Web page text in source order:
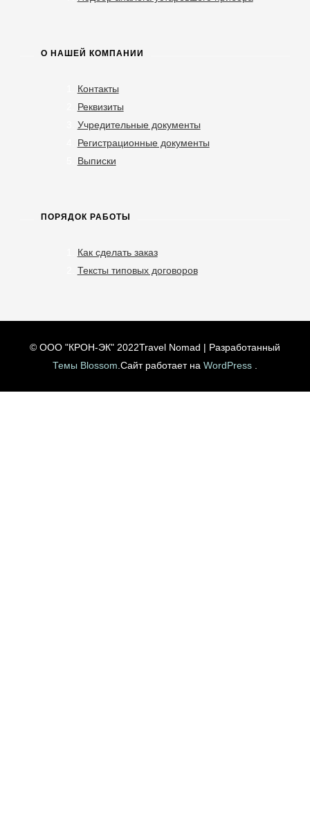
О НАШЕЙ КОМПАНИИ
Контакты
Реквизиты
Учредительные документы
Регистрационные документы
Выписки
ПОРЯДОК РАБОТЫ
Как сделать заказ
Тексты типовых договоров
© ООО "КРОН-ЭК" 2022Travel Nomad | Разработанный
Темы Blossom .Сайт работает на WordPress